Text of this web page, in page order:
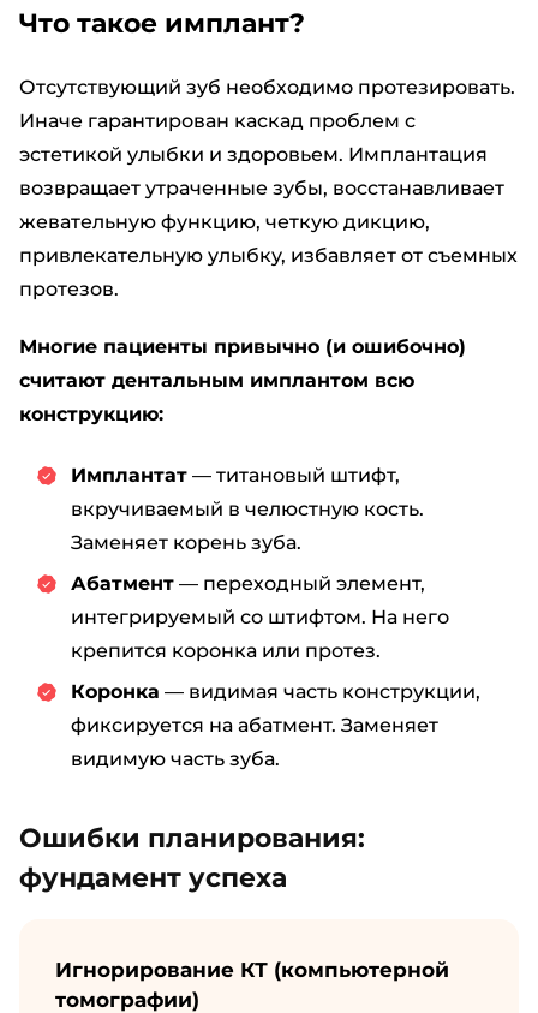
Что такое имплант?
Отсутствующий зуб необходимо протезировать.
Иначе гарантирован каскад проблем с
эстетикой улыбки и здоровьем. Имплантация
возвращает утраченные зубы, восстанавливает
жевательную функцию, четкую дикцию,
привлекательную улыбку, избавляет от съемных
протезов.
Многие пациенты привычно (и ошибочно)
считают дентальным имплантом всю
конструкцию:
Имплантат — титановый штифт,
вкручиваемый в челюстную кость.
Заменяет корень зуба.
Абатмент — переходный элемент,
интегрируемый со штифтом. На него
крепится коронка или протез.
Коронка — видимая часть конструкции,
фиксируется на абатмент. Заменяет
видимую часть зуба.
Ошибки планирования:
фундамент успеха
Игнорирование КТ (компьютерной
томографии)